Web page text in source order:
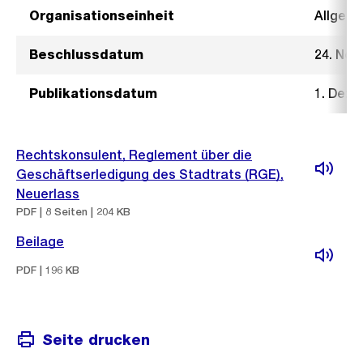
Organisationseinheit
Beschlussdatum 24.
Publikationsdatum 1.
Rechtskonsulent, Reglement über die
Geschäftserledigung des Stadtrats (RGE),
Neuerlass
PDF | 8 Seiten | 204 KB
Beilage
PDF | 196 KB
Seite drucken